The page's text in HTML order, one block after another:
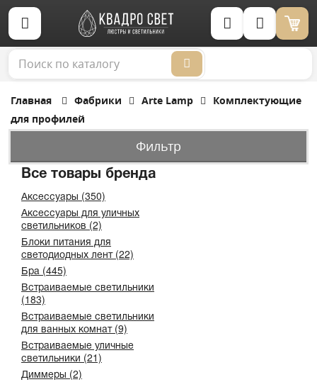
Корзина (0)
Главная Фабрики Arte Lamp
Комплектующие
для профилей
Фильтр
Все товары бренда
Аксессуары (350)
Аксессуары для уличных
светильников (2)
Блоки питания для
светодиодных лент (22)
Бра (445)
Встраиваемые светильники
(183)
Встраиваемые светильники
для ванных комнат (9)
Встраиваемые уличные
светильники (21)
Диммеры (2)